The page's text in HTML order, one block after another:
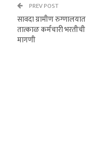
PREV POST
सावदा ग्रामीण रुग्णालयात
तात्काळ कर्मचारी भरतीची
मागणी